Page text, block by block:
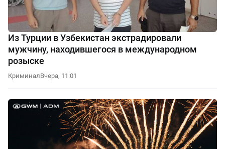
Из Турции в Узбекистан экстрадировали
мужчину, находившегося в международном
розыске
КриминалВчера, 11:01